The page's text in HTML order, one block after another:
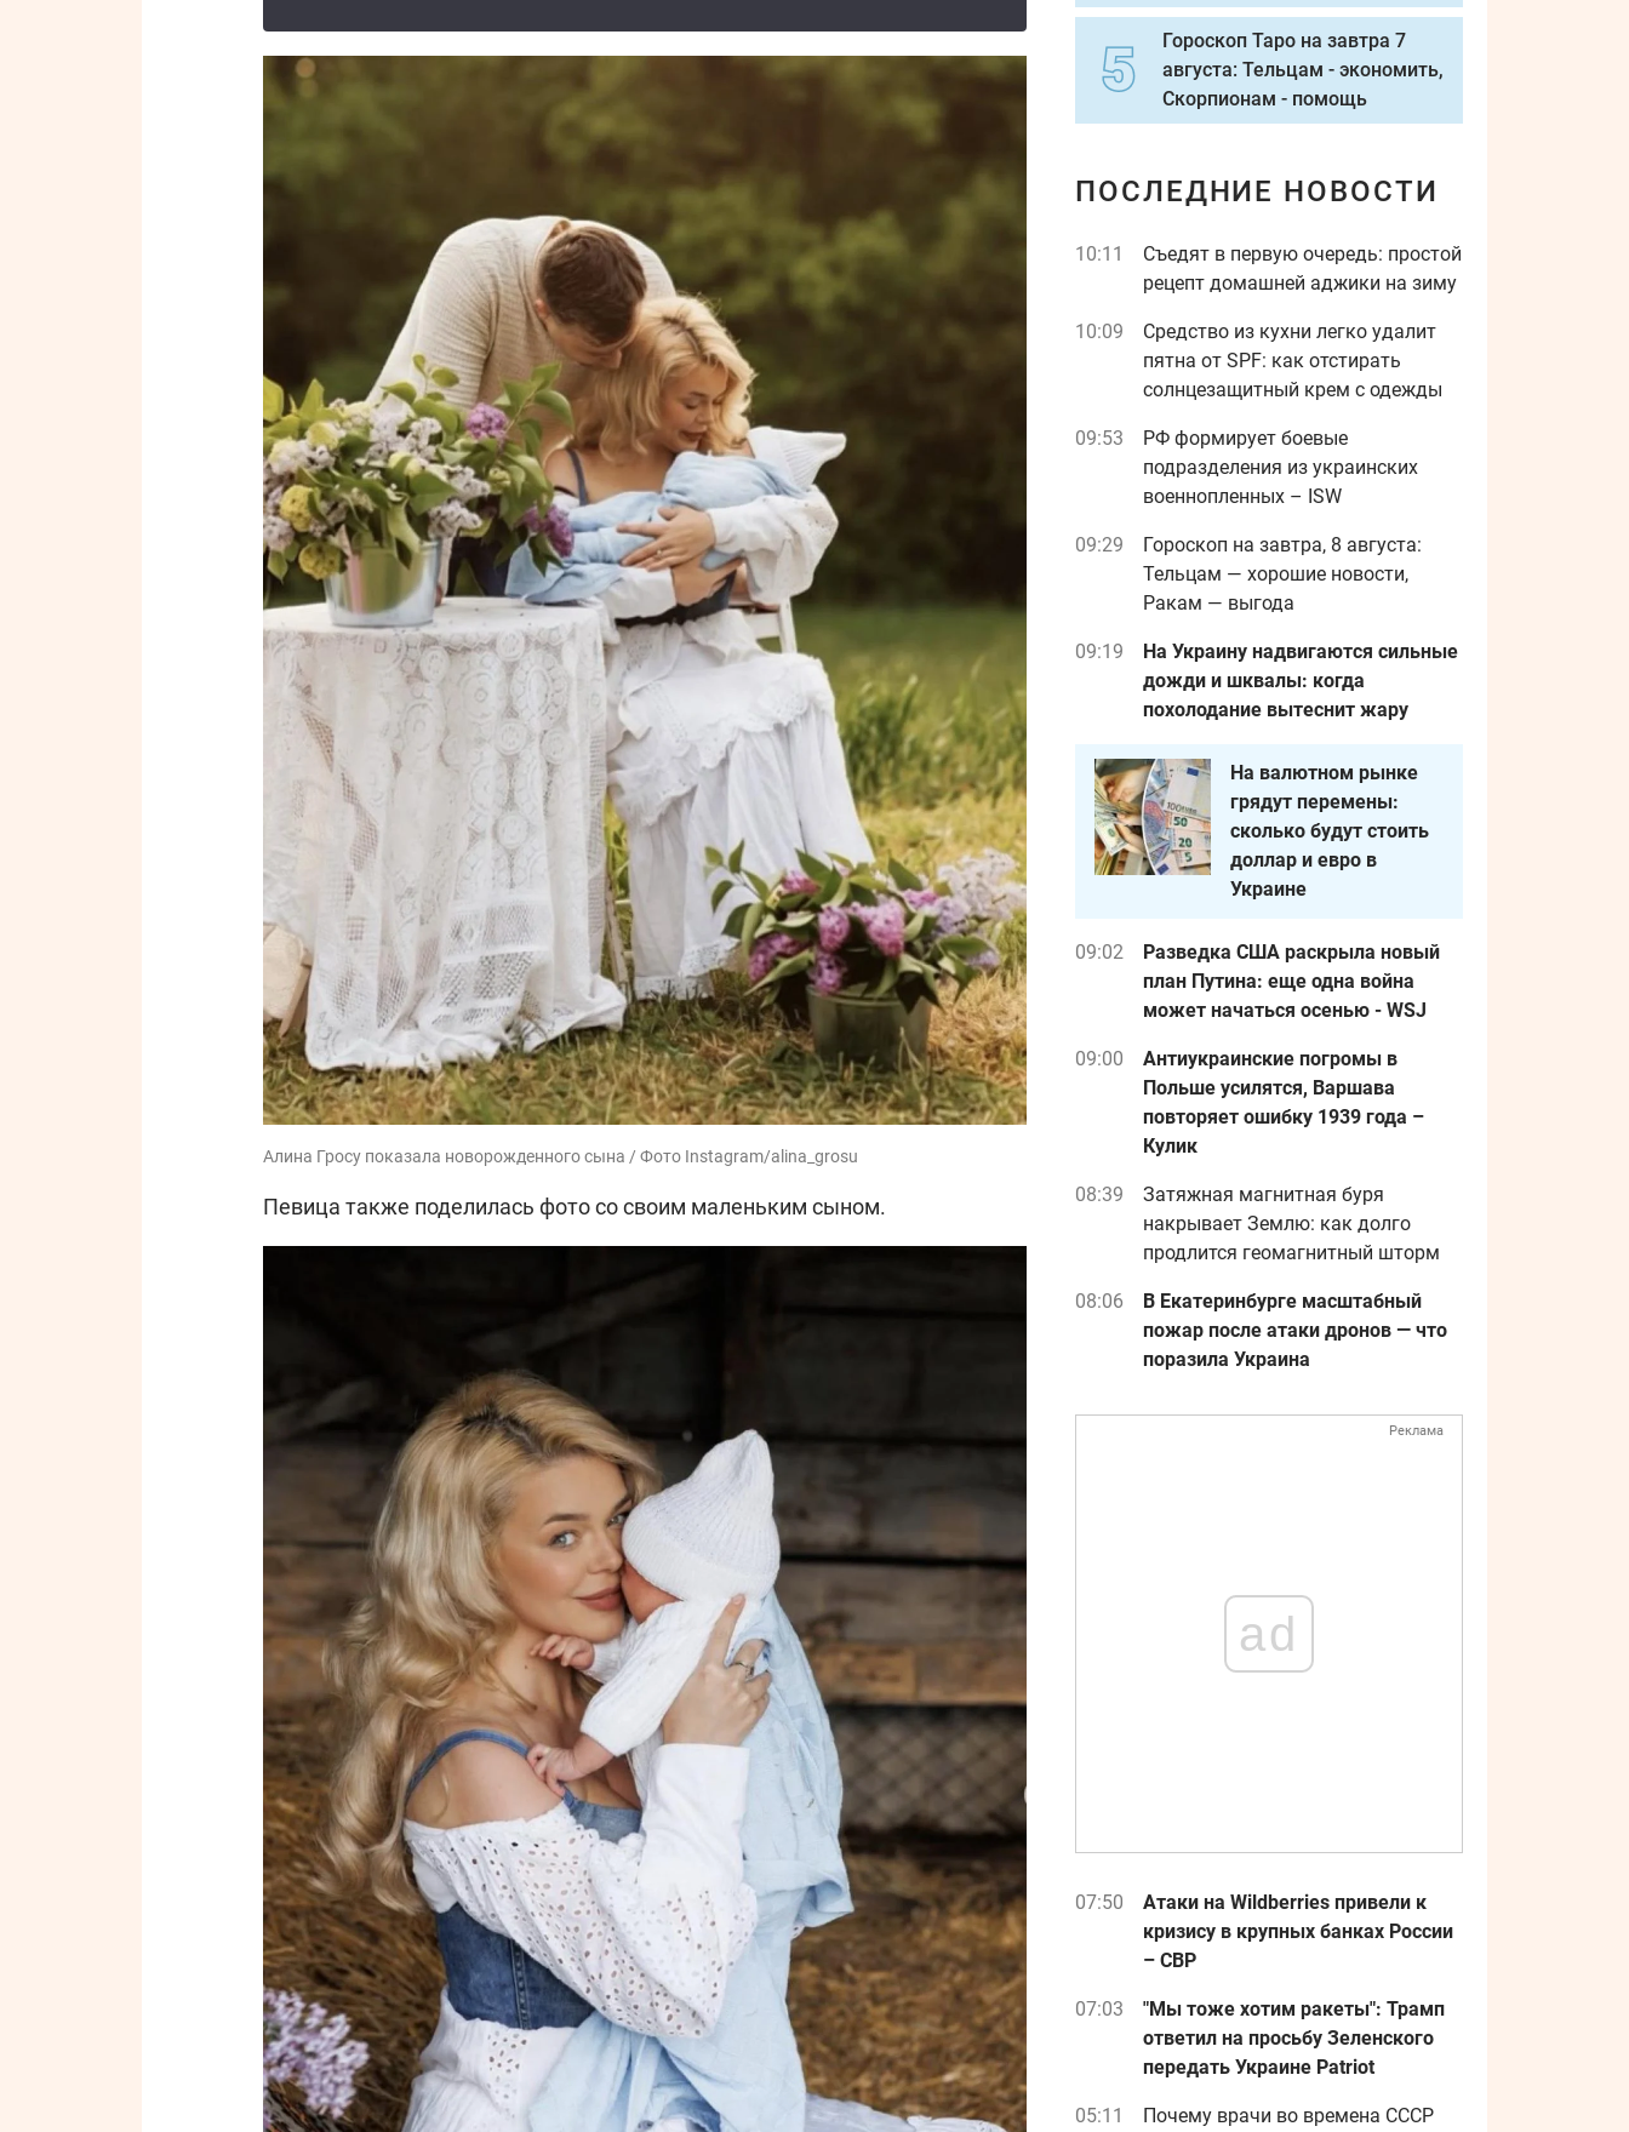
Алина Гросу показала новорожденного сына / Фото Instagram/alina_grosu
Певица также поделилась фото со своим маленьким сыном.
Гороскоп Таро на завтра 7
августа: Тельцам - экономить,
Скорпионам - помощь
ПОСЛЕДНИЕ НОВОСТИ
10:11
Съедят в первую очередь: простой
рецепт домашней аджики на зиму
10:09
Средство из кухни легко удалит
пятна от SPF: как отстирать
солнцезащитный крем с одежды
09:53
РФ формирует боевые
подразделения из украинских
военнопленных – ISW
09:29
Гороскоп на завтра, 8 августа:
Тельцам — хорошие новости,
Ракам — выгода
09:19
На Украину надвигаются сильные
дожди и шквалы: когда
похолодание вытеснит жару
На валютном рынке
грядут перемены:
сколько будут стоить
доллар и евро в
Украине
09:02
Разведка США раскрыла новый
план Путина: еще одна война
может начаться осенью - WSJ
09:00
Антиукраинские погромы в
Польше усилятся, Варшава
повторяет ошибку 1939 года –
Кулик
08:39
Затяжная магнитная буря
накрывает Землю: как долго
продлится геомагнитный шторм
08:06
В Екатеринбурге масштабный
пожар после атаки дронов — что
поразила Украина
Реклама
ad
07:50
Атаки на Wildberries привели к
кризису в крупных банках России
– СВР
07:03
"Мы тоже хотим ракеты": Трамп
ответил на просьбу Зеленского
передать Украине Patriot
05:11 Почему врачи во времена СССР